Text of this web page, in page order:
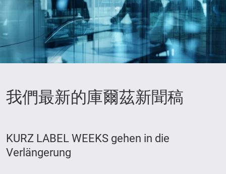
我們最新的庫爾茲新聞稿
KURZ LABEL WEEKS gehen in die
Verlängerung